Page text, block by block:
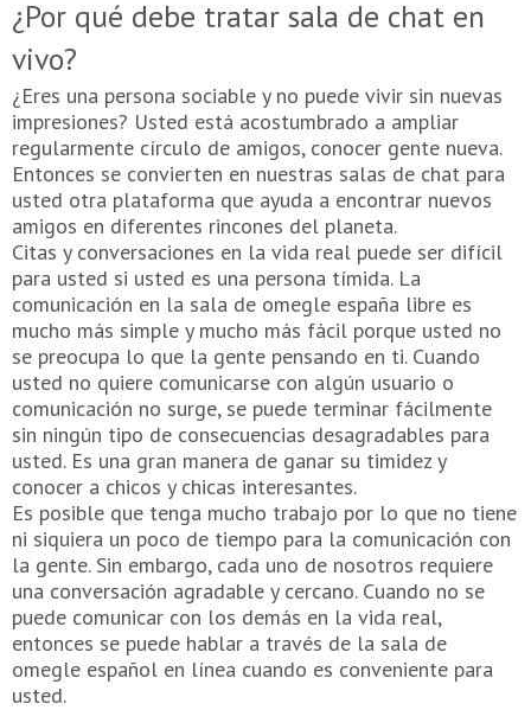
¿Por qué debe tratar sala de chat en
vivo?
¿Eres una persona sociable y no puede vivir sin nuevas
impresiones? Usted está acostumbrado a ampliar
regularmente círculo de amigos, conocer gente nueva.
Entonces se convierten en nuestras salas de chat para
usted otra plataforma que ayuda a encontrar nuevos
amigos en diferentes rincones del planeta.
Citas y conversaciones en la vida real puede ser difícil
para usted si usted es una persona tímida. La
comunicación en la sala de omegle españa libre es
mucho más simple y mucho más fácil porque usted no
se preocupa lo que la gente pensando en ti. Cuando
usted no quiere comunicarse con algún usuario o
comunicación no surge, se puede terminar fácilmente
sin ningún tipo de consecuencias desagradables para
usted. Es una gran manera de ganar su timidez y
conocer a chicos y chicas interesantes.
Es posible que tenga mucho trabajo por lo que no tiene
ni siquiera un poco de tiempo para la comunicación con
la gente. Sin embargo, cada uno de nosotros requiere
una conversación agradable y cercano. Cuando no se
puede comunicar con los demás en la vida real,
entonces se puede hablar a través de la sala de
omegle español en línea cuando es conveniente para
usted.